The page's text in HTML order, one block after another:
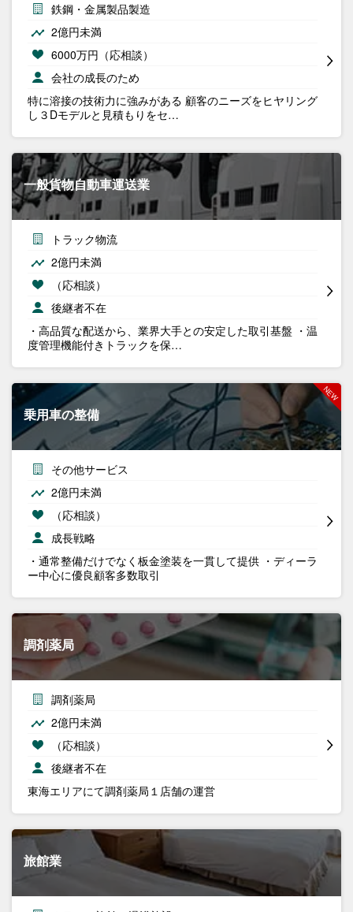
鉄鋼・金属製品製造
2億円未満
6000万円（応相談）
会社の成長のため
特に溶接の技術力に強みがある 顧客のニーズをヒヤリング
し３Dモデルと見積もりをセ…
一般貨物自動車運送業
トラック物流
2億円未満
（応相談）
後継者不在
・高品質な配送から、業界大手との安定した取引基盤 ・温
度管理機能付きトラックを保…
乗用車の整備
その他サービス
2億円未満
（応相談）
成長戦略
・通常整備だけでなく板金塗装を一貫して提供 ・ディーラ
ー中心に優良顧客多数取引
調剤薬局
調剤薬局
2億円未満
（応相談）
後継者不在
東海エリアにて調剤薬局１店舗の運営
旅館業